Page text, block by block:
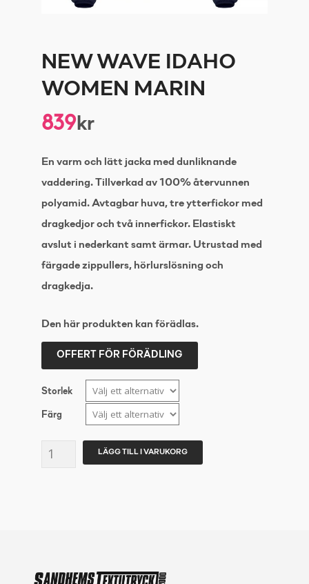
NEW WAVE IDAHO
WOMEN MARIN
839kr
En varm och lätt jacka med dunliknande
vaddering. Tillverkad av 100% återvunnen
polyamid. Avtagbar huva, tre ytterfickor med
dragkedjor och två innerfickor. Elastiskt
avslut i nederkant samt ärmar. Utrustad med
färgade zippullers, hörlurslösning och
dragkedja.
Den här produkten kan förädlas.
OFFERT FÖR FÖRÄDLING
Storlek
Färg
NEW
LÄGG TILL I VARUKORG